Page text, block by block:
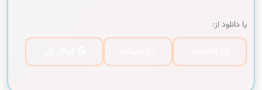
یا دانلود از: